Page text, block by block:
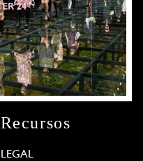
Recursos
LEGAL